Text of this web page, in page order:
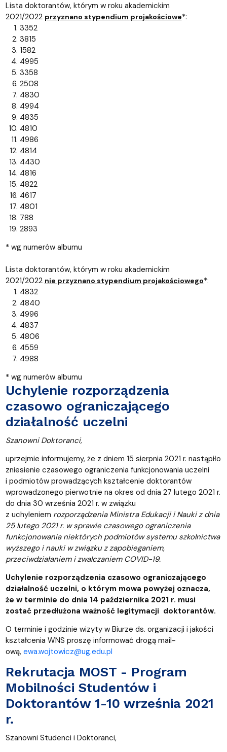
Lista doktorantów, którym w roku akademickim
2021/2022 przyznano stypendium projakościowe*:
3352
3815
1582
4995
3358
2508
4830
4994
4835
4810
4986
4814
4430
4816
4822
4617
4801
788
2893
* wg numerów albumu
Lista doktorantów, którym w roku akademickim
2021/2022 nie przyznano stypendium projakościowego*:
4832
4840
4996
4837
4806
4559
4988
* wg numerów albumu
Uchylenie rozporządzenia
czasowo ograniczającego
działalność uczelni
Szanowni Doktoranci,
uprzejmie informujemy, że z dniem 15 sierpnia 2021 r. nastąpiło
zniesienie czasowego ograniczenia funkcjonowania uczelni
i podmiotów prowadzących kształcenie doktorantów
wprowadzonego pierwotnie na okres od dnia 27 lutego 2021 r.
do dnia 30 września 2021 r. w związku
z uchyleniem rozporządzenia Ministra Edukacji i Nauki z dnia
25 lutego 2021 r. w sprawie czasowego ograniczenia
funkcjonowania niektórych podmiotów systemu szkolnictwa
wyższego i nauki w związku z zapobieganiem,
przeciwdziałaniem i zwalczaniem COVID-19.
Uchylenie rozporządzenia czasowo ograniczającego
działalność uczelni, o którym mowa powyżej oznacza,
że w terminie do dnia 14 października 2021 r. musi
zostać przedłużona ważność legitymacji doktorantów.
O terminie i godzinie wizyty w Biurze ds. organizacji i jakości
kształcenia WNS proszę informować drogą mail-
ową, ewa.wojtowicz@ug.edu.pl
Rekrutacja MOST - Program
Mobilności Studentów i
Doktorantów 1-10 września 2021
r.
Szanowni Studenci i Doktoranci,